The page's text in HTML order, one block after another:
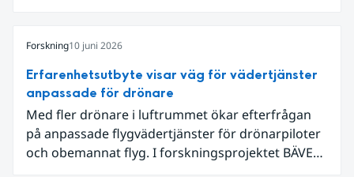
nu vuxit till ett internationellt samarbete som
både driver teknikutveckling och skapar
samhällsnytta genom meteorologiska satellitdata.
Forskning10 juni 2026
Erfarenhetsutbyte visar väg för vädertjänster
anpassade för drönare
Med fler drönare i luftrummet ökar efterfrågan
på anpassade flygvädertjänster för drönarpiloter
och obemannat flyg. I forskningsprojektet BÄVER